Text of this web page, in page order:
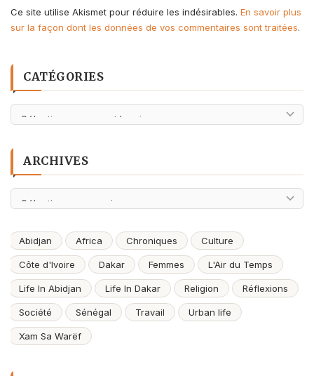
Ce site utilise Akismet pour réduire les indésirables. En savoir plus
sur la façon dont les données de vos commentaires sont traitées.
CATÉGORIES
Catégories
ARCHIVES
Archives
Abidjan Africa Chroniques Culture
Côte d'Ivoire Dakar Femmes L'Air du Temps
Life In Abidjan Life In Dakar Religion Réflexions
Société Sénégal Travail Urban life
Xam Sa Warëf